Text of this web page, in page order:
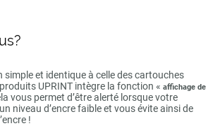
simple et identique à celle des cartouches
UPRINT intègre la fonction « affichage de
vous permet d’être alerté lorsque votre
niveau d’encre faible et vous évite ainsi de
!